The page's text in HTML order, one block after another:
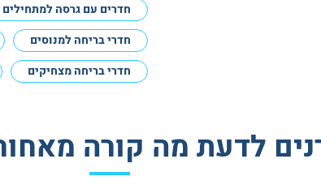
חדרים עם גרסה למתחילים
חדרי בריחה למנוסים
חדרי בריחה מצחיקים
לדעת מה קורה מאחורי